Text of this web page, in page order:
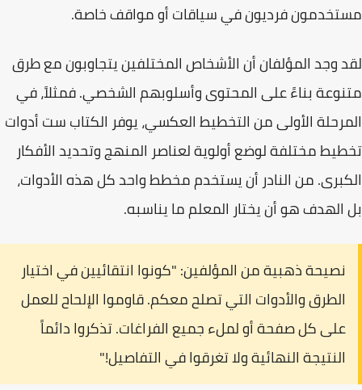
مستخدمون فرديون في سياقات أو مواقف خاصة.
لقد وجد المؤلفان أن الأشخاص المختلفين يتجاوبون مع طرق
متنوعة بناءً على المحتوى وأسلوبهم الشخصي. فمثلاً، في
المرحلة الأولى من التخطيط العكسي، يوفر الكتابست أدوات
تخطيط مختلفةلوضع أولوية لعناصر المنهج وتحديد الأفكار
الكبرى. من النادر أن يستخدم مخطط واحد كل هذه الأدوات،
بل الهدف هو أن يختار المعلم ما يناسبه.
نصيحة ذهبية من المؤلفين:"كونوا انتقائيين في اختيار
الطرق والأدوات التي تصلح معكم. قاوموا الإلحاح للعمل
على كل صفحة أو لملء جميع الفراغات. تذكروا دائماً
النتيجة النهائية ولا تغرقوا في التفاصيل!"